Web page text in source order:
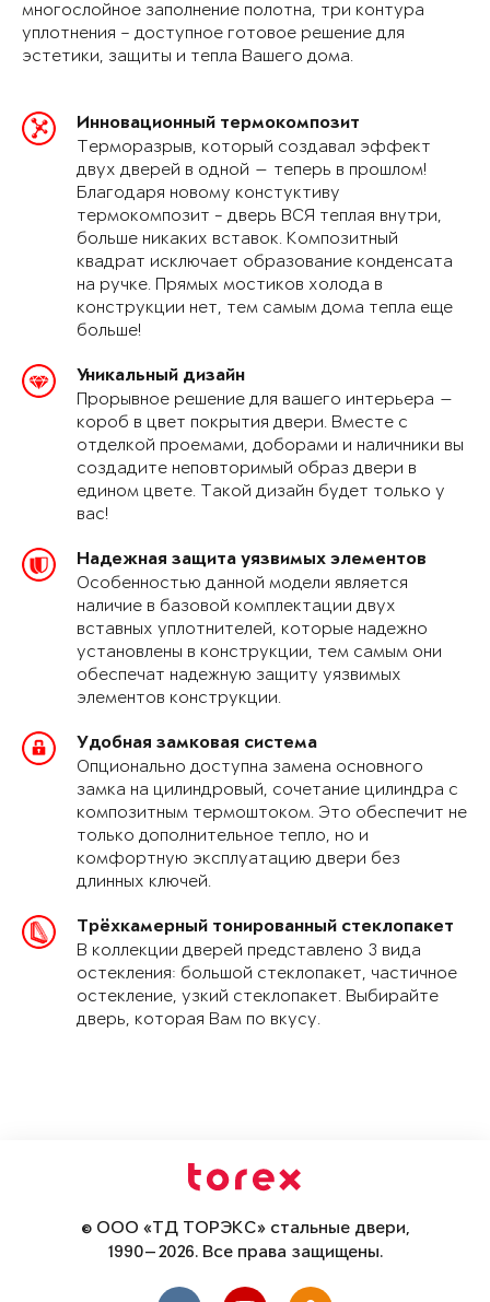
многослойное заполнение полотна, три контура
уплотнения – доступное готовое решение для
эстетики, защиты и тепла Вашего дома.
Инновационный термокомпозит
Терморазрыв, который создавал эффект
двух дверей в одной — теперь в прошлом!
Благодаря новому констуктиву
термокомпозит - дверь ВСЯ теплая внутри,
больше никаких вставок. Композитный
квадрат исключает образование конденсата
на ручке. Прямых мостиков холода в
конструкции нет, тем самым дома тепла еще
больше!
Уникальный дизайн
Прорывное решение для вашего интерьера —
короб в цвет покрытия двери. Вместе с
отделкой проемами, доборами и наличники вы
создадите неповторимый образ двери в
едином цвете. Такой дизайн будет только у
вас!
Надежная защита уязвимых элементов
Особенностью данной модели является
наличие в базовой комплектации двух
вставных уплотнителей, которые надежно
установлены в конструкции, тем самым они
обеспечат надежную защиту уязвимых
элементов конструкции.
Удобная замковая система
Опционально доступна замена основного
замка на цилиндровый, сочетание цилиндра с
композитным термоштоком. Это обеспечит не
только дополнительное тепло, но и
комфортную эксплуатацию двери без
длинных ключей.
Трёхкамерный тонированный стеклопакет
В коллекции дверей представлено 3 вида
остекления: большой стеклопакет, частичное
остекление, узкий стеклопакет. Выбирайте
дверь, которая Вам по вкусу.
© ООО «ТД ТОРЭКС» стальные двери,
1990—2026. Все права защищены.